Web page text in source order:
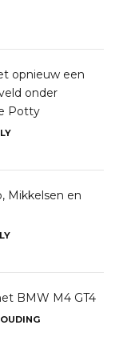
opnieuw een
onder
Potty
Mikkelsen en
BMW M4 GT4